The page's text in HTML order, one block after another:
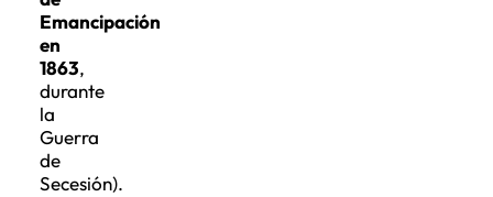
Emancipación
en
1863,
durante
la
Guerra
de
Secesión).